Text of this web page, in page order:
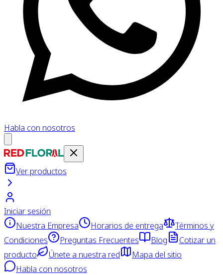
Habla con nosotros
Ver productos
Iniciar sesión
Nuestra Empresa
Horarios de entrega
Términos y
Condiciones
Preguntas Frecuentes Blog
Cotizar un
producto
Únete a nuestra red
Mapa del sitio
Habla con nosotros